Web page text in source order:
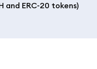
and ERC-20 tokens)